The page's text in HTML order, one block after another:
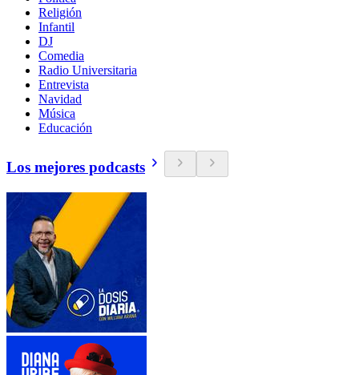
Religión
Infantil
DJ
Comedia
Radio Universitaria
Entrevista
Navidad
Música
Educación
Los mejores podcasts